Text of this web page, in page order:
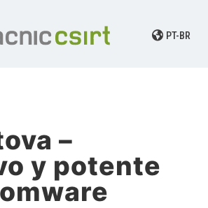
PT-BR
–
y potente